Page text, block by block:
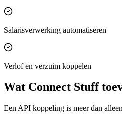
Salarisverwerking automatiseren
Verlof en verzuim koppelen
Wat Connect Stuff
Een API koppeling is meer dan